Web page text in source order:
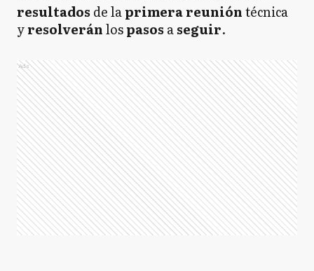
resultados de laprimerareunióntécnica
yresolveránlospasos aseguir.
Ads